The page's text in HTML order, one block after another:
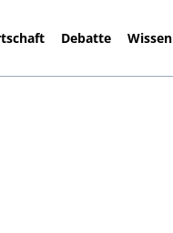
Debatte Wissen